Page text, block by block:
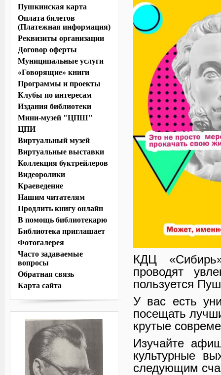
КДЦ
проводят
пользуется
У вас есть
посещать
крутые
Изучайте
культурные
следующим
Пушкинская карта
Оплата билетов
(Платежная информация)
Реквизиты организации
Договор оферты
Муниципальные услуги
«Говорящие» книги
Программы и проекты
Клубы по интересам
Издания библиотеки
Мини-музей "ЦПШ"
ЦПИ
Виртуальный музей
Виртуальные выставки
Коллекция буктрейлеров
Видеоролики
Краеведение
Нашим читателям
Продлить книгу онлайн
В помощь библиотекарю
Библиотека приглашает
Фотогалерея
Часто задаваемые
вопросы
Обратная связь
Карта сайта